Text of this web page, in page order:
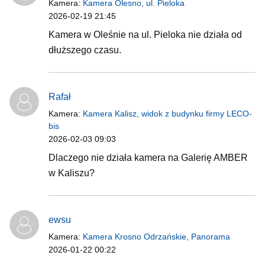
Kamera: Kamera Olesno, ul. Pieloka
2026-02-19 21:45
Kamera w Oleśnie na ul. Pieloka nie działa od
dłuższego czasu.
Rafał
Kamera: Kamera Kalisz, widok z budynku firmy LECO-
bis
2026-02-03 09:03
Dlaczego nie działa kamera na Galerię AMBER
w Kaliszu?
ewsu
Kamera: Kamera Krosno Odrzańskie, Panorama
2026-01-22 00:22